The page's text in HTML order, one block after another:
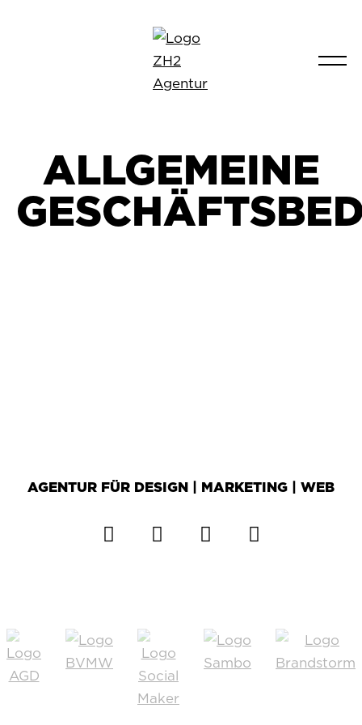
ALLGEMEINE
AGENTUR FÜR DESIGN | MARKETING | WEB
ZH2 Facebook
ZH2 XZH2 Instagram
ZH2